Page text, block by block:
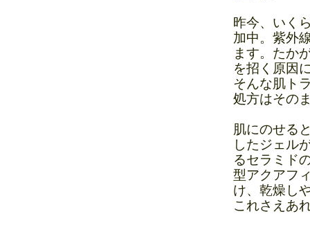
昨今、いく
加中。紫外
ます。たか
を招く原因
そんな肌ト
処方はその
肌にのせる
したジェル
るセラミド
型アクアフ
け、乾燥し
これさえあ